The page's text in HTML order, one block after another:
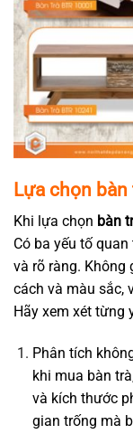
Lựa chọn
Khi lựa chọn bàn
Có ba yếu tố
và rõ ràng. Không
cách và màu sắc,
Hãy xem xét từng
Phân tích
khi mua bàn
và kích thước
gian trống mà